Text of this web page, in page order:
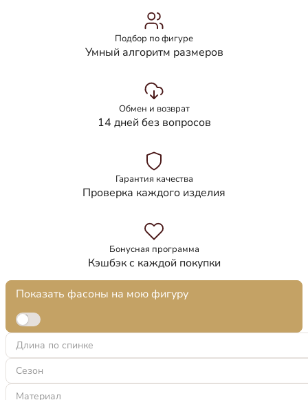
Подбор по фигуре
Умный алгоритм размеров
Обмен и возврат
14 дней без вопросов
Гарантия качества
Проверка каждого изделия
Бонусная программа
Кэшбэк с каждой покупки
Показать фасоны на мою фигуру
Длина по спинке
Сезон
Материал